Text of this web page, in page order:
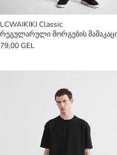
LCWAIKIKI Classic
79,00 GEL